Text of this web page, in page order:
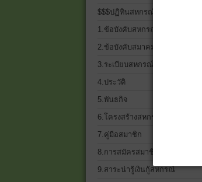
$$$ปฏิทินสหกรณ์$$$
1.ข้อบังคับสหกรณ์
2.ข้อบังคับสมาคมฌาปนกิจฯ
3.ระเบียบสหกรณ์ ทั้งหมด
4.ประวัติ
5.พันธกิจ
6.โครงสร้างสหกรณ์เครดิตยูเนี่ยน
7.คู่มือสมาชิก
8.การสมัครสมาชิก
9.สาระน่ารู้เงินกู้สหกรณ์